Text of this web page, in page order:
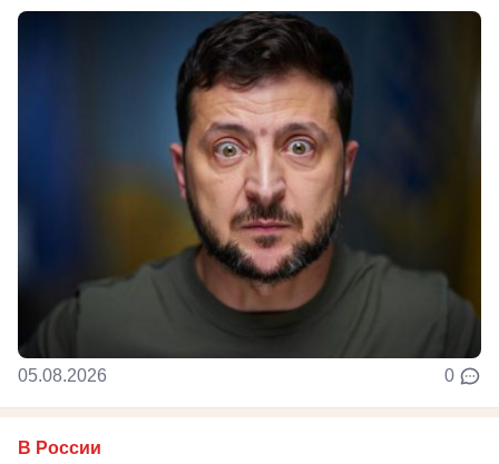
05.08.2026 0
В России